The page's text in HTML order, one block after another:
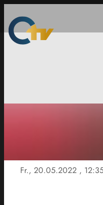
Fr., 20.05.2022 ,